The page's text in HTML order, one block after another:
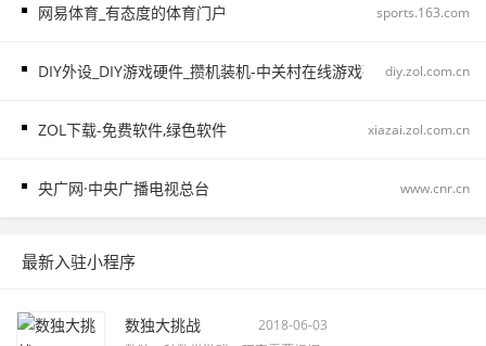
网易体育_有态度的体育门户 sports.163.com
DIY外设_DIY游戏硬件_攒机装机-中关村在线游戏硬件频道diy.zol.com.cn
ZOL下载-免费软件,绿色软件 xiazai.zol.com.cn
央广网·中央广播电视总台 www.cnr.cn
最新入驻小程序
数独大挑战
2018-06-03